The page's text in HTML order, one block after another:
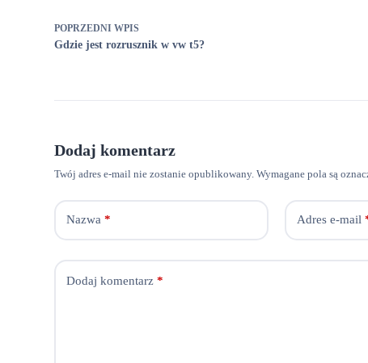
POPRZEDNIWPIS
Gdzie jest rozrusznik w vw t5?
Dodaj komentarz
Twój adres e-mail nie zostanie opublikowany. Wymagane pola są
Nazwa * Adres e-mail
Dodaj komentarz *